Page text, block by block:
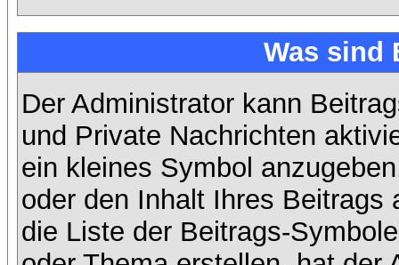
Was sind
Der Administrator kann
und Private Nachrichten
ein kleines Symbol
oder den Inhalt Ihres
die Liste der Beitrags-